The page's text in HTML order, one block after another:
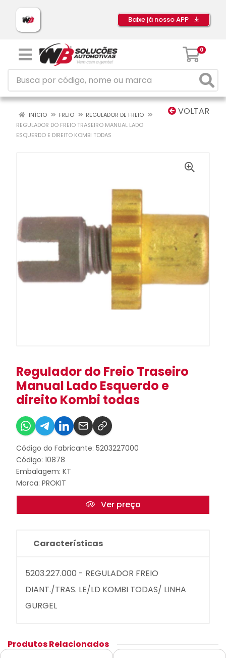
Baixe já nosso APP
0
VOLTAR
INÍCIO FREIO
REGULADOR DE FREIO
REGULADOR DO FREIO TRASEIRO MANUAL LADO
ESQUERDO E DIREITO KOMBI TODAS
Regulador do Freio Traseiro
Manual Lado Esquerdo e
direito Kombi todas
Código do Fabricante: 5203227000
Código: 10878
Embalagem: KT
Marca: PROKIT
Ver preço
Características
5203.227.000 - REGULADOR FREIO
DIANT./TRAS. LE/LD KOMBI TODAS/ LINHA
GURGEL
Produtos Relacionados